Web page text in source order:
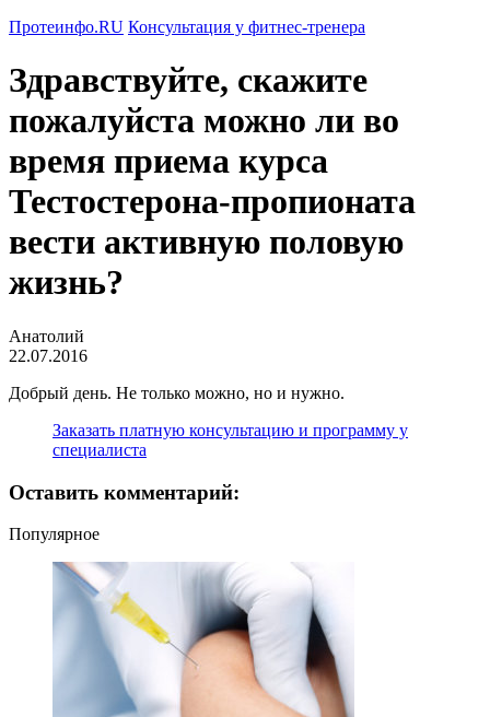
Протеинфо.RU Консультация у фитнес-тренера
Здравствуйте, скажите
пожалуйста можно ли во
время приема курса
Тестостерона-пропионата
вести активную половую
жизнь?
Анатолий
22.07.2016
Добрый день. Не только можно, но и нужно.
Заказать платную консультацию и программу у
специалиста
Оставить комментарий:
Популярное